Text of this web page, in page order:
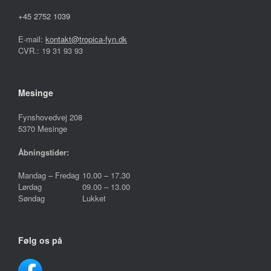
+45 2752 1039
E-mail: kontakt@tropica-fyn.dk
CVR.: 19 31 93 93
Mesinge
Fynshovedvej 208
5370 Mesinge
Åbningstider:
Mandag – Fredag
Lørdag
Søndag
10.00 – 17.30
09.00 – 13.00
Lukket
Følg os på